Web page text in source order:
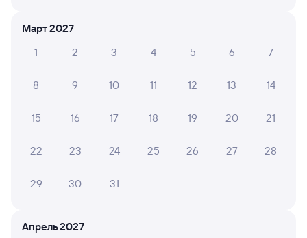
Март 2027
1
2 3 4 5 6 7
8 9 10 11 12 13 14
15 16 17 18 19 20 21
22 23 24 25 26 27 28
29 30 31
Апрель 2027